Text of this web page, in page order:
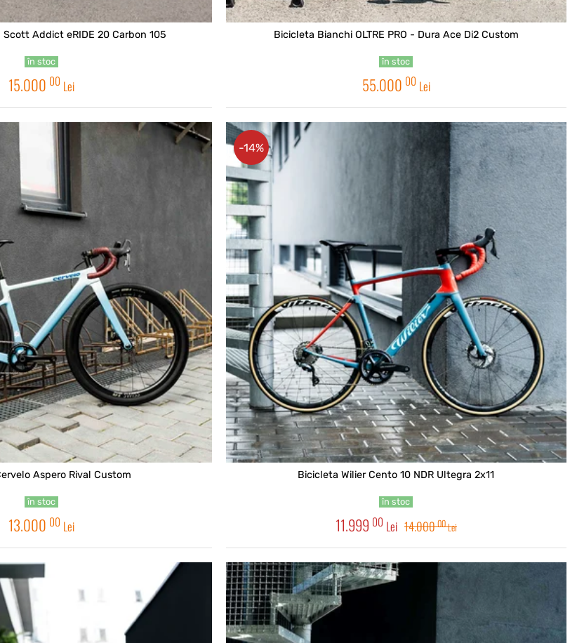
Addict eRIDE 20 Carbon 105
în stoc
15.000 00 Lei
Bicicleta Bianchi OLTRE PRO - Dura Ace Di2 Custom
în stoc
55.000 00 Lei
Aspero Rival Custom
în stoc
13.000 00 Lei
Bicicleta Wilier Cento 10 NDR Ultegra 2x11
în stoc
11.999 00 Lei 14.00000Lei
-14%